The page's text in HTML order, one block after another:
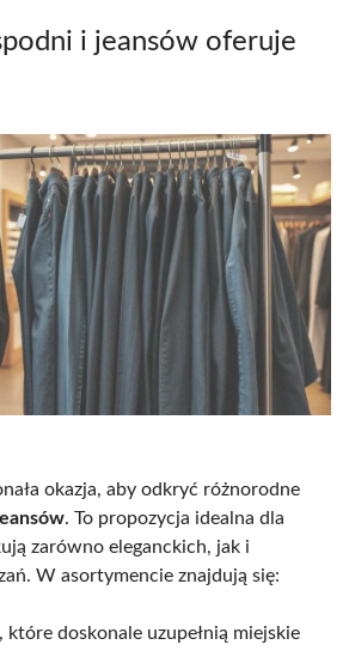
i jeansów oferuje
okazja, aby odkryć różnorodne
. To propozycja idealna dla
zarówno eleganckich, jak i
W asortymencie znajdują się:
które doskonale uzupełnią miejskie